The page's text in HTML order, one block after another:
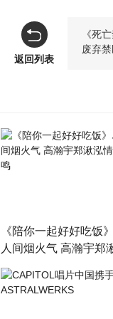
《死
废弃
返回列表
《陪你一起好好吃饭
人间烟火气 高瀚宇郑
感引共鸣